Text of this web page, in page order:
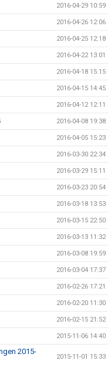
2016-04-29 10:59
2016-04-26 12:06
2016-04-25 12:18
2016-04-22 13:01
2016-04-18 15:15
2016-04-15 14:45
2016-04-12 12:11
2016-04-08 19:38
2016-04-05 15:23
2016-03-30 22:34
2016-03-29 15:11
2016-03-23 20:54
2016-03-18 13:53
2016-03-15 22:50
2016-03-13 11:32
2016-03-08 19:59
2016-03-04 17:37
2016-02-26 17:21
2016-02-20 11:30
2016-02-15 21:52
2015-11-06 14:40
2015-
2015-11-01 15:33